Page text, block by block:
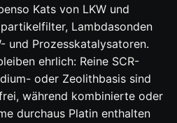
Kats von LKW und
Lambdasonden
und Prozesskatalysatoren.
ehrlich: Reine SCR-
oder Zeolithbasis sind
während kombinierte oder
durchaus Platin enthalten